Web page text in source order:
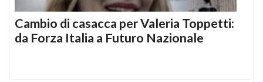
Cambio di casacca per Valeria Toppetti:
da Forza Italia a Futuro Nazionale